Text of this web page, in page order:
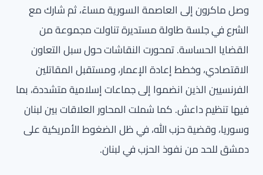
وصل ماكرون إلى العاصمة السورية مساءً، ثم شارك مع
الشرع في جلسة طاولة مستديرة تناولت مجموعة من
القضايا الحساسة. تمحورت النقاشات حول سبل التعاون
الاقتصادي، وخطط إعادة الإعمار، ومستقبل المقاتلين
الفرنسيين الذين انضموا إلى جماعات إسلامية متشددة، بما
فيها تنظيم داعش. كما شملت المحاور العلاقات بين لبنان
وسوريا، وقضية حزب الله، في ظل الضغوط الأمريكية على
دمشق للحد من نفوذ الحزب في لبنان.